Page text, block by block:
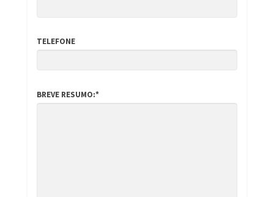
TELEFONE
BREVE RESUMO:*